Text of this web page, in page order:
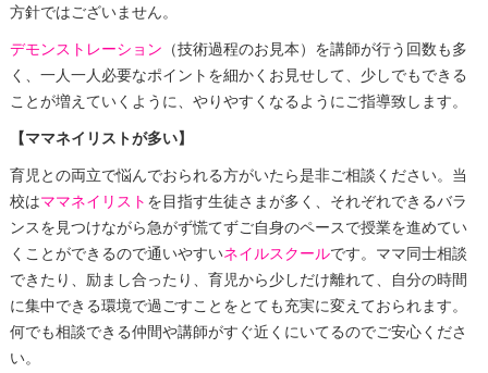
方針ではございません。
デモンストレーション （技術過程のお見本）を講師が行う回数も多
く、一人一人必要なポイントを細かくお見せして、少しでもできる
ことが増えていくように、やりやすくなるようにご指導致します。
【ママネイリストが多い】
育児との両立で悩んでおられる方がいたら是非ご相談ください。当
校はママネイリスト を目指す生徒さまが多く、それぞれできるバラ
ンスを見つけながら急がず慌てずご自身のペースで授業を進めてい
くことができるので通いやすいネイルスクールです。ママ同士相談
できたり、励まし合ったり、育児から少しだけ離れて、自分の時間
に集中できる環境で過ごすことをとても充実に変えておられます。
何でも相談できる仲間や講師がすぐ近くにいてるのでご安心くださ
い。